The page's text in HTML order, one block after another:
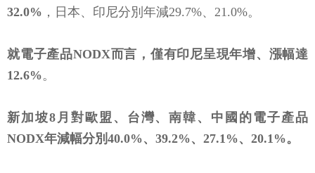
32.0% ，日本、印尼分別年減29.7%、21.0%。
就電子產品NODX而言，僅有印尼呈現年增、漲幅達
12.6%。
新加坡8月對歐盟、台灣、南韓、中國的電子產品
NODX年減幅分別40.0%、39.2%、27.1%、20.1%。